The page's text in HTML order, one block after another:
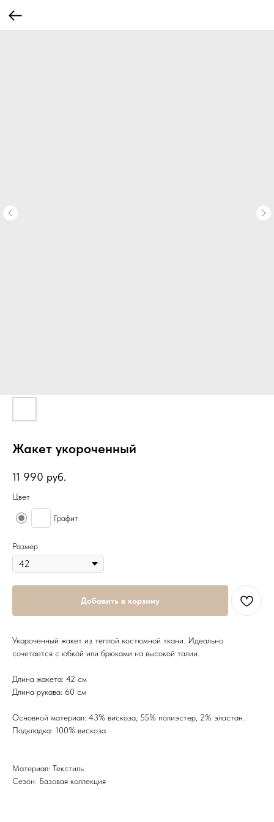
Жакет укороченный
11 990 руб.
Цвет
Графит
Размер
Добавить в корзину
Укороченный жакет из теплой костюмной ткани. Идеально
сочетается с юбкой или брюками на высокой талии.
Длина жакета: 42 см
Длина рукава: 60 см
Основной материал: 43% вискоза, 55% полиэстер, 2% эластан.
Подкладка: 100% вискоза
Материал: Текстиль
Сезон: Базовая коллекция